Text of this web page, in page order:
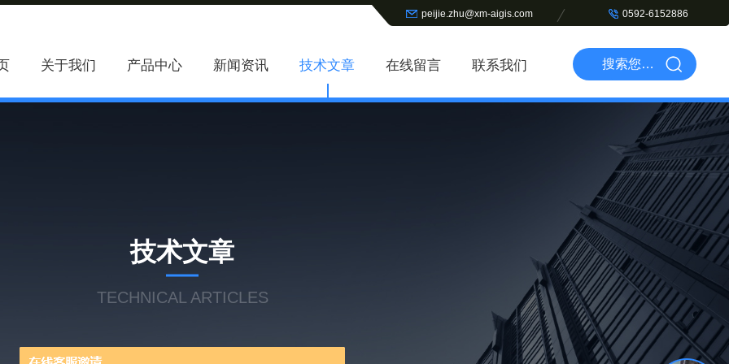
peijie.zhu@xm-aigis.com 0592-6152886
关于我们 产品中心 新闻资讯 技术文章 在线留言 联系我们
技术文章
TECHNICAL ARTICLES